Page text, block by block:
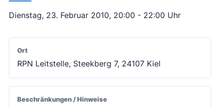
Dienstag, 23. Februar 2010, 20:00 - 22:00 Uhr
Ort
RPN Leitstelle, Steekberg 7, 24107 Kiel
Beschränkungen / Hinweise